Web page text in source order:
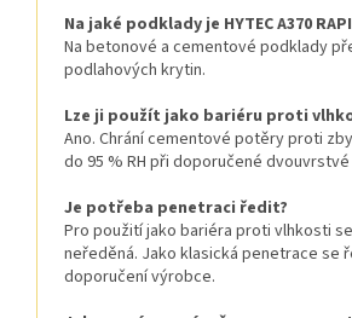
Na jaké podklady je HYTEC A370
Na betonové a cementové podklady
podlahových krytin.
Lze ji použít jako bariéru proti
Ano. Chrání cementové potěry proti
do 95 % RH při doporučené
Je potřeba penetraci ředit?
Pro použití jako bariéra proti vlhkosti
neředěná. Jako klasická penetrace se
doporučení výrobce.